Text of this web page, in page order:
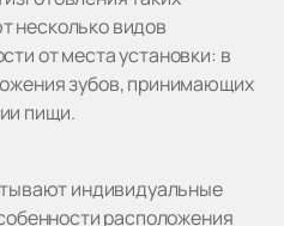
несколько видов
от места установки: в
зубов, принимающих
пищи.
индивидуальные
расположения